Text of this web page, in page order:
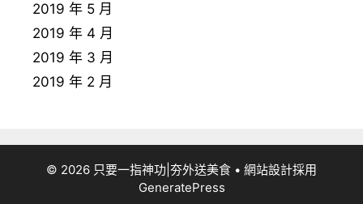
2019 年 5 月
2019 年 4 月
2019 年 3 月
2019 年 2 月
© 2026 只要一指神功|夯外送美食 • 網站設計採用
GeneratePress